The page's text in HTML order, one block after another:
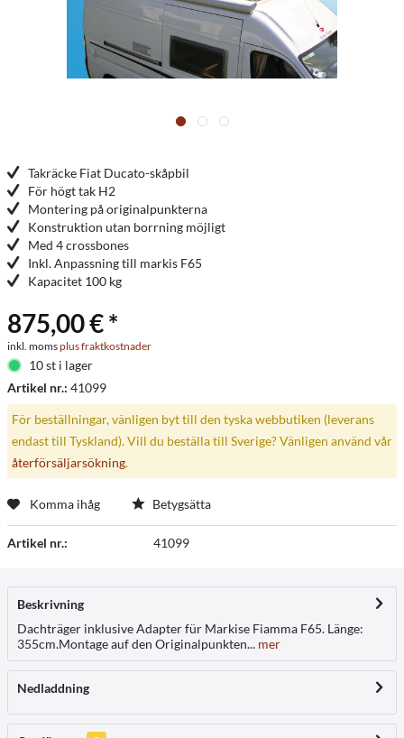
Takräcke Fiat Ducato-skåpbil
För högt tak H2
Montering på originalpunkterna
Konstruktion utan borrning möjligt
Med 4 crossbones
Inkl. Anpassning till markis F65
Kapacitet 100 kg
875,00 € *
inkl. momsplus fraktkostnader
10 st i lager
Artikel nr.: 41099
För beställningar, vänligen byt till den tyska webbutiken (leverans
endast till Tyskland). Vill du beställa till Sverige? Vänligen använd vår
återförsäljarsökning.
Komma ihåg Betygsätta
Artikel nr.: 41099
Beskrivning
Dachträger inklusive Adapter für Markise Fiamma F65. Länge:
355cm.Montage auf den Originalpunkten... mer
Nedladdning